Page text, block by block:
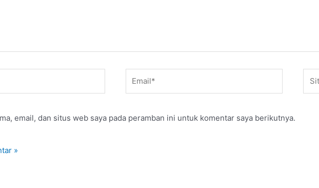
web
email, dan situs web saya pada peramban ini untuk komentar saya berikutnya.